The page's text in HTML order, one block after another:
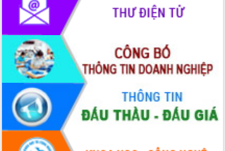
Hội nghị triển khai kết nối mạng
truyền số liệu chuyên dùng phục vụ cơ
quan Đảng, Nhà nước
Lễ phát động chuỗi hoạt động chung
tay làm sạch môi trường
Xã Ea Kar bước chuyển mình trong
công tác cải cách hành chính mô hình
mới
UBND tỉnh họp báo định kỳ tháng 4
năm 2026
Hội thảo khoa học “Giải pháp thúc đẩy
phát triển nền kinh tế xanh tại tỉnh
Đắk Lắk”